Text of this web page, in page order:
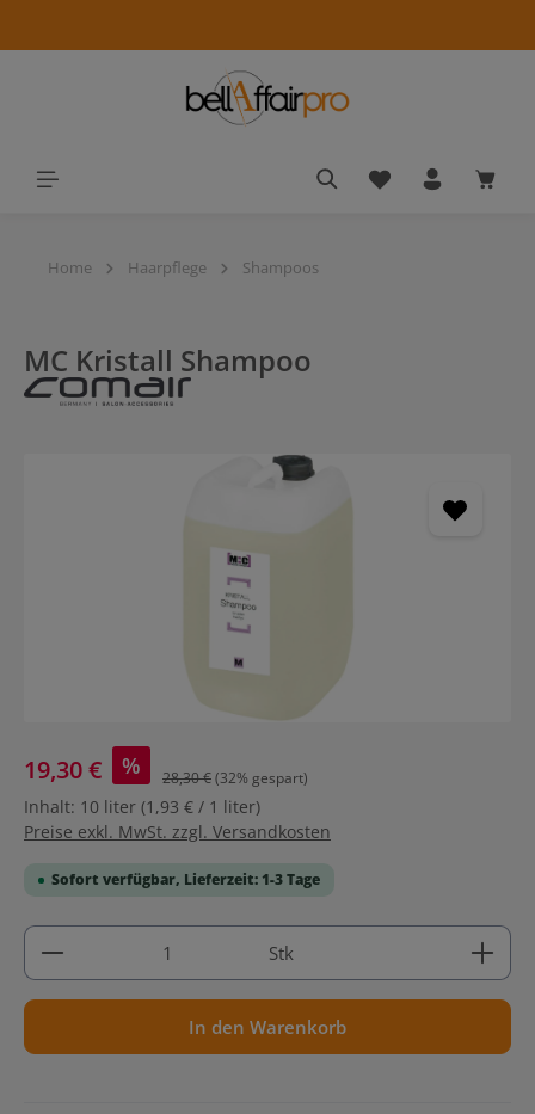
Du hast 0
Home Haarpflege Shampoos
MC Kristall Shampoo
19,30 € % 28,30 €(32% gespart)
Inhalt: 10 liter (1,93 € / 1 liter)
Preise exkl. MwSt. zzgl. Versandkosten
Sofort verfügbar, Lieferzeit: 1-3 Tage
Produkt Anzahl: Gib den gewünschten Wert ein
Stk
In den Warenkorb